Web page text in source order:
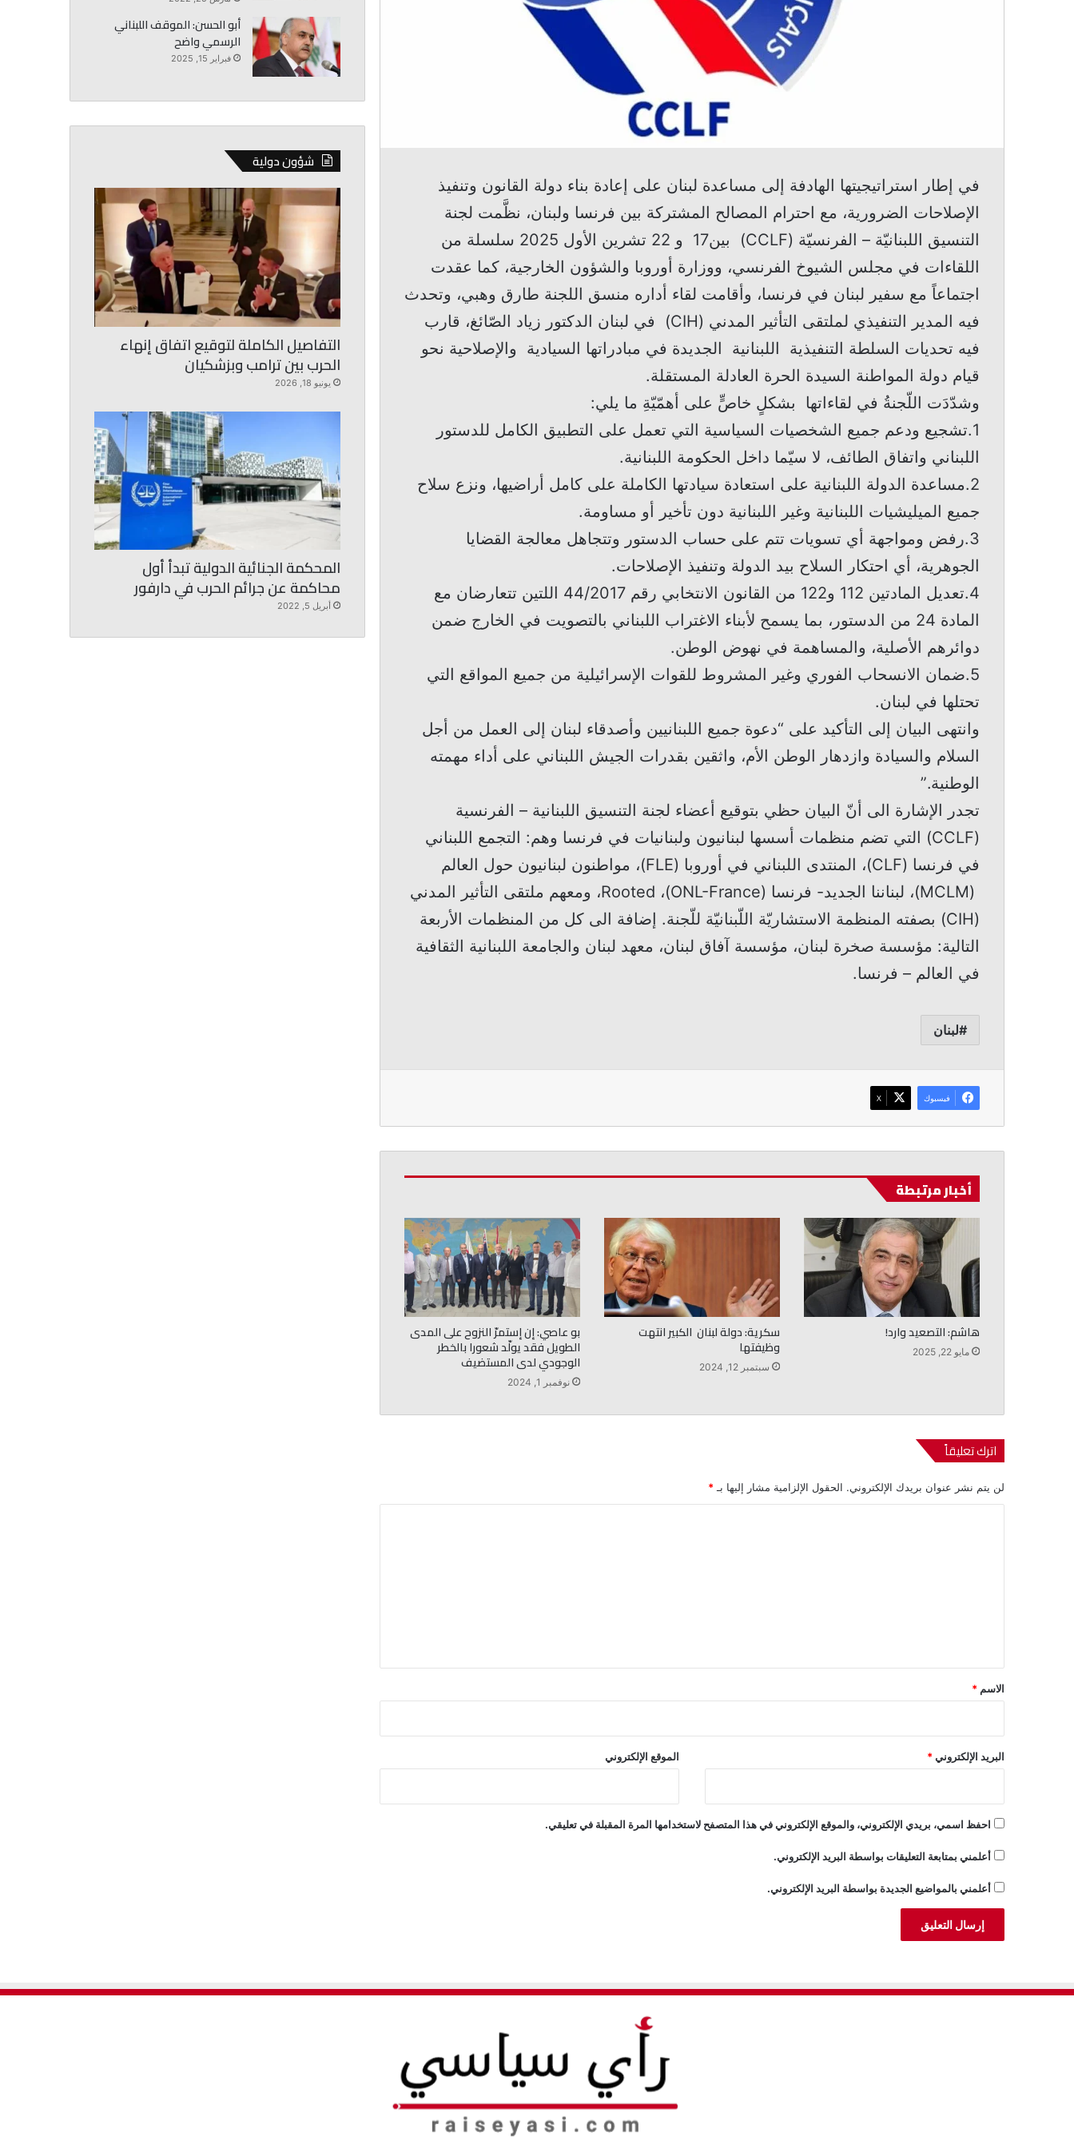
في إطار استراتيجيتها الهادفة إلى مساعدة لبنان على إعادة بناء دولة القانون وتنفيذ
الإصلاحات الضرورية، مع احترام المصالح المشتركة بين فرنسا ولبنان، نظَّمت لجنة
التنسيق اللبنانيّة – الفرنسيّة (CCLF) بين17 و 22 تشرين الأول 2025 سلسلة من
اللقاءات في مجلس الشيوخ الفرنسي، ووزارة أوروبا والشؤون الخارجية، كما عقدت
اجتماعاً مع سفير لبنان في فرنسا، وأقامت لقاء أداره منسق اللجنة طارق وهبي، وتحدث
فيه المدير التنفيذي لملتقى التأثير المدني (CIH) في لبنان الدكتور زياد الصّائغ، قارب
فيه تحديات السلطة التنفيذية اللبنانية الجديدة في مبادراتها السيادية والإصلاحية نحو
قيام دولة المواطنة السيدة الحرة العادلة المستقلة.
وشدّدَت اللّجنةُ في لقاءاتها بشكلٍ خاصٍّ على أهمّيّةِ ما يلي:
1.تشجيع ودعم جميع الشخصيات السياسية التي تعمل على التطبيق الكامل للدستور
اللبناني واتفاق الطائف، لا سيّما داخل الحكومة اللبنانية.
2.مساعدة الدولة اللبنانية على استعادة سيادتها الكاملة على كامل أراضيها، ونزع سلاح
جميع الميليشيات اللبنانية وغير اللبنانية دون تأخير أو مساومة.
3.رفض ومواجهة أي تسويات تتم على حساب الدستور وتتجاهل معالجة القضايا
الجوهرية، أي احتكار السلاح بيد الدولة وتنفيذ الإصلاحات.
4.تعديل المادتين 112 و122 من القانون الانتخابي رقم 44/2017 اللتين تتعارضان مع
المادة 24 من الدستور، بما يسمح لأبناء الاغتراب اللبناني بالتصويت في الخارج ضمن
دوائرهم الأصلية، والمساهمة في نهوض الوطن.
5.ضمان الانسحاب الفوري وغير المشروط للقوات الإسرائيلية من جميع المواقع التي
تحتلها في لبنان.
وانتهى البيان إلى التأكيد على “دعوة جميع اللبنانيين وأصدقاء لبنان إلى العمل من أجل
السلام والسيادة وازدهار الوطن الأم، واثقين بقدرات الجيش اللبناني على أداء مهمته
الوطنية.”
تجدر الإشارة الى أنّ البيان حظي بتوقيع أعضاء لجنة التنسيق اللبنانية – الفرنسية
(CCLF) التي تضم منظمات أسسها لبنانيون ولبنانيات في فرنسا وهم: التجمع اللبناني
في فرنسا (CLF)، المنتدى اللبناني في أوروبا (FLE)، مواطنون لبنانيون حول العالم
(MCLM)، لبناننا الجديد- فرنسا (ONL-France)، Rooted، ومعهم ملتقى التأثير المدني
(CIH) بصفته المنظمة الاستشاريّة اللّبنانيّة للّجنة. إضافة الى كل من المنظمات الأربعة
التالية: مؤسسة صخرة لبنان، مؤسسة آفاق لبنان، معهد لبنان والجامعة اللبنانية الثقافية
في العالم – فرنسا.
لبنان
فيسبوك ‫X
أخبار مرتبطة
هاشم: التصعيد وارد!
مايو 22, 2025
سكرية: دولة لبنان الكبير انتهت
وظيفتها
سبتمبر 12, 2024
بو عاصي: إن إستمرّ النزوح على المدى
الطويل فقد يولّد شعورا بالخطر
الوجودي لدى المستضيف
نوفمبر 1, 2024
اترك تعليقاً
لن يتم نشر عنوان بريدك الإلكتروني. الحقول الإلزامية مشار إليها بـ *
*
الاسم *
البريد الإلكتروني* الموقع الإلكتروني
احفظ اسمي، بريدي الإلكتروني، والموقع الإلكتروني في هذا المتصفح لاستخدامها المرة المقبلة في تعليقي.
أعلمني بمتابعة التعليقات بواسطة البريد الإلكتروني.
أعلمني بالمواضيع الجديدة بواسطة البريد الإلكتروني.
أبو الحسن: الموقف اللبناني
الرسمي واضح
فبراير 15, 2025
شؤون دولية
التفاصيل الكاملة لتوقيع اتفاق إنهاء
الحرب بين ترامب وبزشكيان
يونيو 18, 2026
المحكمة الجنائية الدولية تبدأ أول
محاكمة عن جرائم الحرب في دارفور
أبريل 5, 2022